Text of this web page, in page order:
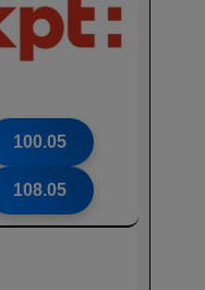
100.05
108.05